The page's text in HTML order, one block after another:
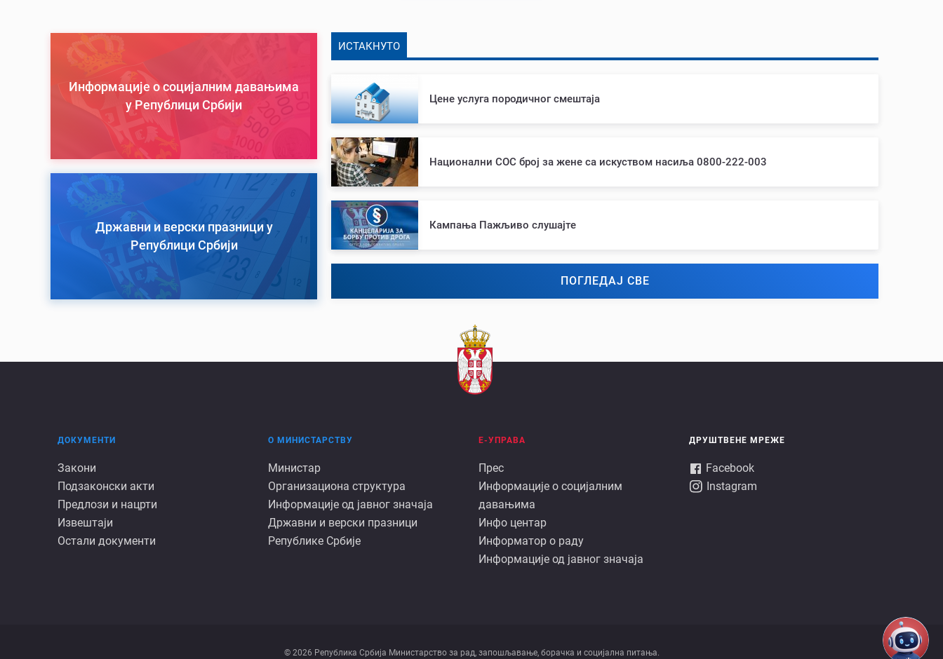
Информације о социјалним давањима
у Републици Србији
Државни и верски празници у
Републици Србији
ИСТАКНУТО
Цене услуга породичног смештаја
Национални СОС број за жене са искуством насиља 0800-222-003
Кампања Пажљиво слушајте
ПОГЛЕДАЈ СВЕ
Документи
ДОКУМЕНТИ
Закони
Подзаконски акти
Предлози и нацрти
Извештаји
Остали документи
О
министарству
О МИНИСТАРСТВУ
Министар
Организациона структура
Информације од јавног значаја
Државни и верски празници
Републике Србије
Е
управа
Е-УПРАВА
Прес
Информације о социјалним
давањима
Инфо центар
Информатор о раду
Информације од јавног значаја
ДРУШТВЕНЕ МРЕЖЕ
Facebook
Instagram
© 2026 Републикa Србијa Министарство за рад, запошљавање, борачка и социјална питања.